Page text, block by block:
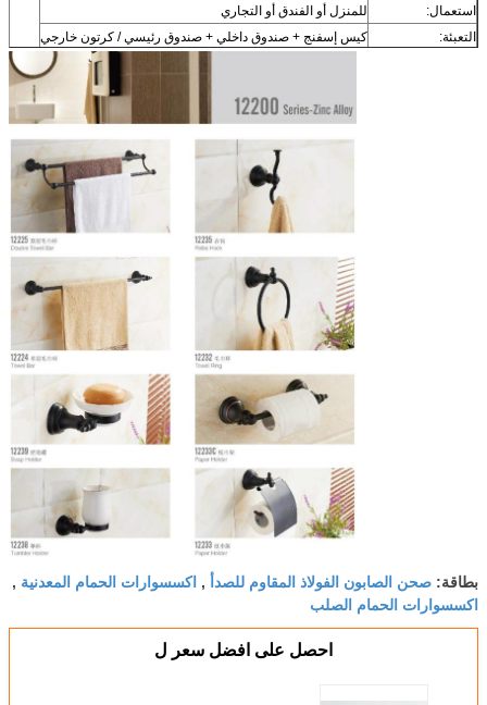
استعمال:
للمنزل أو الفندق أو التجاري
التعبئة:
كيس إسفنج + صندوق داخلي + صندوق رئيسي / كرتون خارجي
بطاقة: صحن الصابون الفولاذ المقاوم للصدأ , اكسسوارات الحمام المعدنية ,
اكسسوارات الحمام الصلب
احصل على افضل سعر ل